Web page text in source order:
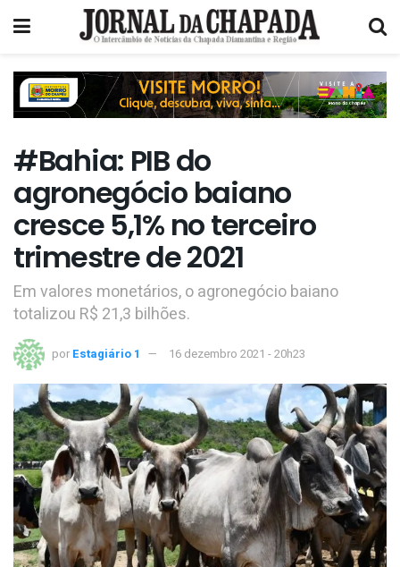
#Bahia: PIB do
agronegócio baiano
cresce 5,1% no terceiro
trimestre de 2021
Em valores monetários, o agronegócio baiano
totalizou R$ 21,3 bilhões.
por Estagiário 1 16 dezembro 2021 - 20h23